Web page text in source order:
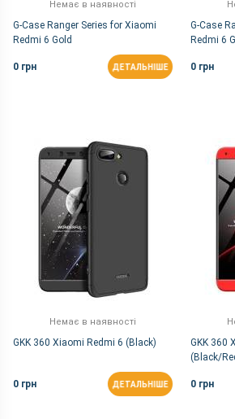
Немає в наявності
G-Case Ranger Series for Xiaomi
Redmi 6 Gold
0 грн ДЕТАЛЬНІШЕ
G-Case
Redmi 6
0 грн
Немає в наявності
GKK 360 Xiaomi Redmi 6 (Black)
0 грн ДЕТАЛЬНІШЕ
GKK 360
(Black/
0 грн